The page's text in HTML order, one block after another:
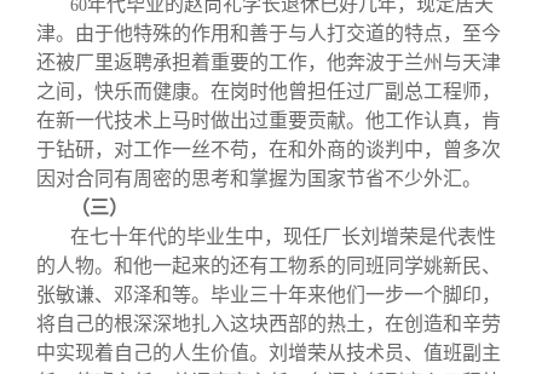
60
津。由于他特殊的作用和善于与人打交道的特点，至今
还被厂里返聘承担着重要的工作，他奔波于兰州与天津
之间，快乐而健康。在岗时他曾担任过厂副总工程师，
在新一代技术上马时做出过重要贡献。他工作认真，肯
于钻研，对工作一丝不苟，在和外商的谈判中，曾多次
因对合同有周密的思考和掌握为国家节省不少外汇。
（三）
在七十年代的毕业生中，现任厂长刘增荣是代表性
的人物。和他一起来的还有工物系的同班同学姚新民、
张敏谦、邓泽和等。毕业三十年来他们一步一个脚印，
将自己的根深深地扎入这块西部的热土，在创造和辛劳
中实现着自己的人生价值。刘增荣从技术员、值班副主